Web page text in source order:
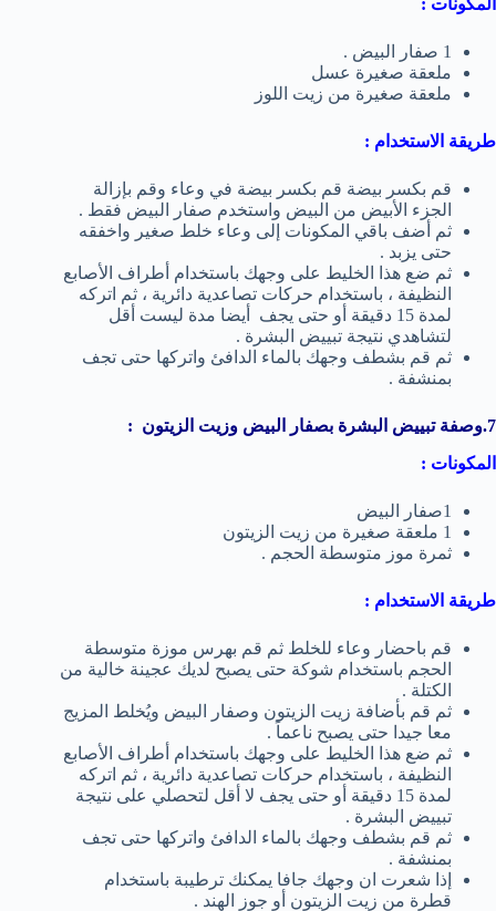
المكونات :
1 صفار البيض .
ملعقة صغيرة عسل
ملعقة صغيرة من زيت اللوز
طريقة الاستخدام :
قم بكسر بيضة قم بكسر بيضة في وعاء وقم بإزالة
الجزء الأبيض من البيض واستخدم صفار البيض فقط .
ثم أضف باقي المكونات إلى وعاء خلط صغير واخفقه
حتى يزبد .
ثم ضع هذا الخليط على وجهك باستخدام أطراف الأصابع
النظيفة ، باستخدام حركات تصاعدية دائرية ، ثم اتركه
لمدة 15 دقيقة أو حتى يجف أيضا مدة ليست أقل
لتشاهدي نتيجة تبييض البشرة .
ثم قم بشطف وجهك بالماء الدافئ واتركها حتى تجف
بمنشفة .
7.وصفة تبييض البشرة بصفار البيض وزيت الزيتون :
المكونات :
1صفار البيض
1 ملعقة صغيرة من زيت الزيتون
ثمرة موز متوسطة الحجم .
طريقة الاستخدام :
قم باحضار وعاء للخلط ثم قم بهرس موزة متوسطة
الحجم باستخدام شوكة حتى يصبح لديك عجينة خالية من
الكتلة .
ثم قم بأضافة زيت الزيتون وصفار البيض ويُخلط المزيج
معا جيدا حتى يصبح ناعماً .
ثم ضع هذا الخليط على وجهك باستخدام أطراف الأصابع
النظيفة ، باستخدام حركات تصاعدية دائرية ، ثم اتركه
لمدة 15 دقيقة أو حتى يجف لا أقل لتحصلي على نتيجة
تبييض البشرة .
ثم قم بشطف وجهك بالماء الدافئ واتركها حتى تجف
بمنشفة .
إذا شعرت ان وجهك جافا يمكنك ترطيبة باستخدام
قطرة من زيت الزيتون أو جوز الهند .